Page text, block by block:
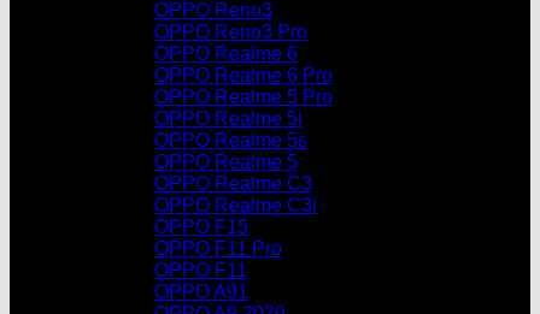
OPPO Reno3
OPPO Reno3 Pro
OPPO Realme 6
OPPO Realme 6 Pro
OPPO Realme 5 Pro
OPPO Realme 5i
OPPO Realme 5s
OPPO Realme 5
OPPO Realme C3
OPPO Realme C3i
OPPO F15
OPPO F11 Pro
OPPO F11
OPPO A91